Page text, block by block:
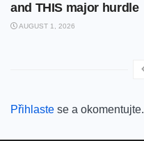
and THIS major hurdle
AUGUST 1, 2026
Přihlaste se a okomentujte.